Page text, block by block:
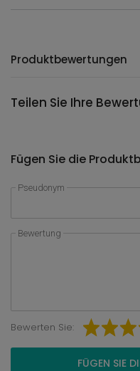
Produktbewertungen
Teilen Sie Ihre
Fügen Sie die
Pseudonym
Bewertung
Bewerten Sie:
FÜGEN SIE